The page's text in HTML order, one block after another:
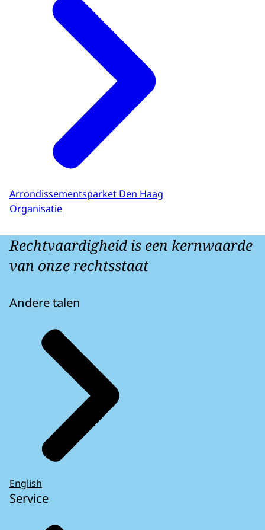
Arrondissementsparket Den Haag
Organisatie
Rechtvaardigheid is een kernwaarde
van onze rechtsstaat
Andere talen
English
Service